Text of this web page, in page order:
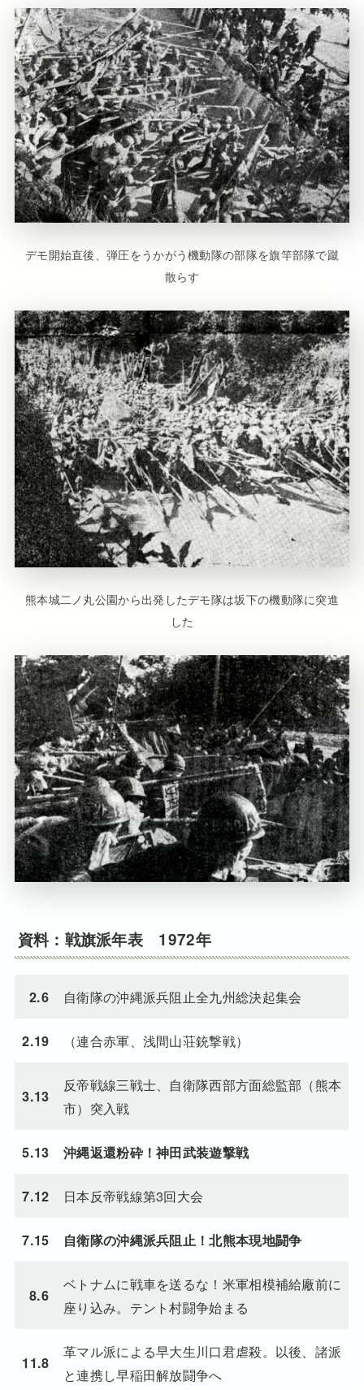
デモ開始直後、弾圧をうかがう機動隊の部隊を旗竿部隊で蹴
散らす
熊本城二ノ丸公園から出発したデモ隊は坂下の機動隊に突進
した
資料：戦旗派年表 1972年
2.6 自衛隊の沖縄派兵阻止全九州総決起集会
2.19 （連合赤軍、浅間山荘銃撃戦）
3.13
反帝戦線三戦士、自衛隊西部方面総監部（熊本
市）突入戦
5.13 沖縄返還粉砕！神田武装遊撃戦
7.12 日本反帝戦線第3回大会
7.15 自衛隊の沖縄派兵阻止！北熊本現地闘争
8.6
ベトナムに戦車を送るな！米軍相模補給廠前に
座り込み。テント村闘争始まる
11.8
革マル派による早大生川口君虐殺。以後、諸派
と連携し早稲田解放闘争へ